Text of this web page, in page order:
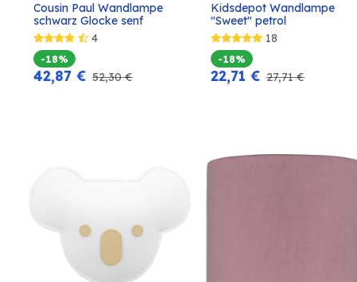
In den
Warenkorb
Cousin Paul Wandlampe
schwarz Glocke senf
4
-18%
42,87€ 52,30€
In den
Warenkorb
Kidsdepot Wandlampe
"Sweet" petrol
18
-18%
22,71 € 27,71€